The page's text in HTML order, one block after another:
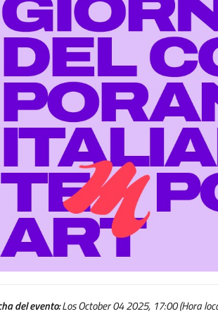
del evento:Los October 04 2025, 17:00 (Hora